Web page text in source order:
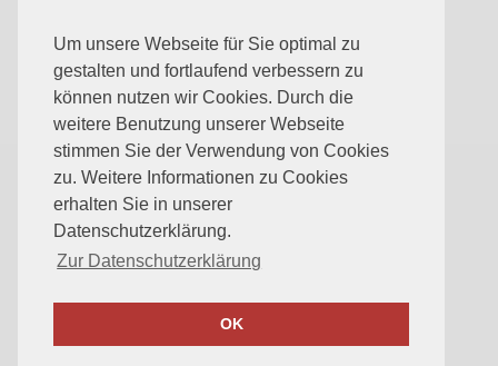
Um unsere Webseite für Sie optimal zu
gestalten und fortlaufend verbessern zu
können nutzen wir Cookies. Durch die
weitere Benutzung unserer Webseite
stimmen Sie der Verwendung von Cookies
zu. Weitere Informationen zu Cookies
erhalten Sie in unserer
Datenschutzerklärung.
Zur Datenschutzerklärung
OK